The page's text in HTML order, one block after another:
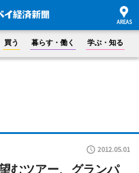
買う 暮らす・働く 学ぶ・知る
2012.05.01
むツアー、グランパ